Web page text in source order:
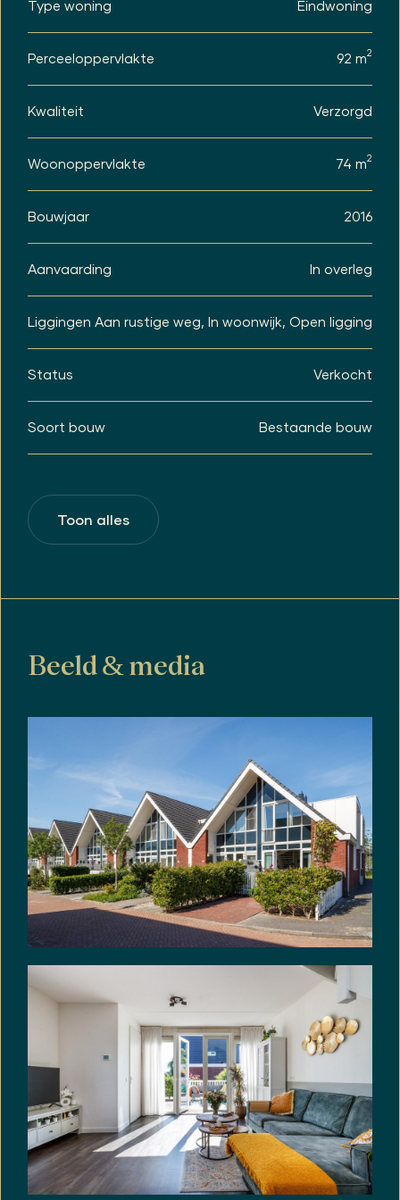
Begane grond:
Hal, meterkast, toegang tot de royale maar
bovenal lichte woon-/eetkamer, aan de
achterzijde tref je de luxe woonkeuken voorzien
van diverse inbouwapparatuur zoals een
vaatwasser, koelkast, vriezer, grote oven, inductie
kookplaat, afzuigkap, veel werk- en opslagruimte.
Aangrenzend tref je een hal met toegang naar de
toiletruimte en de separate berging met plaats
voor de CV combi ketel, mechanische ventilatie
unit en extra bergruimte.
1e verdieping:
Op de eerste verdieping tref je twee volwaardige
slaapkamers en een moderne luxe afgewerkte
badkamer voorzien van tweede toilet, wastafel
met meubel, douchecel, wasmachine- en
drogeraansluitingen. De ene slaapkamer is v.v. een
frans balkon. De andere slaapkamer heeft
nagenoeg over de hele lengte een dakkapel wat
voor extra ruimte maar bovenal veel extra licht
zorgt.
achter de knieschotten.
opbergvliering van ca. 11 m². Deze is bereikbaar
met een losse trap vanuit de slaapkamer aan de
voorzijde.
hekwerk rondom. Aan huis zit je droog onder het
puntdak van de woning. Naast de veranda staat
eigen parkeerplaats.
• Woonoppervlakte: 74 m²
• Bouwjaar: 2016
• Woning voorzien van kunststof kozijnen in
combinatie met tripple glas.
• Woonkamer met openslaande deuren
• Moderne open keuken met L-vormig keukenblok
voorzien van inbouwapparatuur.
• 2 ruime slaapkamers.
• Verwarming en warm water middels Cv-ketel
(2016).
• Volledig geïsoleerd en voorzien van energielabel
• Vliering: 11 m²
• Eigen parkeerplek.
• Aanvaarding in overleg.
KIJK OOK OP FUNDA NAAR DE 2-D EN 3-D
PLATTEGRONDEN VOOR EEN NOG BETER BEELD
EN RICHT DE WONING ALVAST IN MET JE EIGEN
SPULLEN. OOK HEBBEN WE VAN DEZE WONING
EEN ECHTE VIDEO LATEN MAKEN.
VRIJBLIJVENDE INFORMATIE
Type woning Eindwoning
Perceeloppervlakte 92 m2
Kwaliteit Verzorgd
Woonoppervlakte 74 m2
Bouwjaar 2016
Aanvaarding In overleg
Liggingen Aan rustige weg, In woonwijk, Open ligging
Status Verkocht
Soort bouw Bestaande bouw
Toon alles
Beeld & media